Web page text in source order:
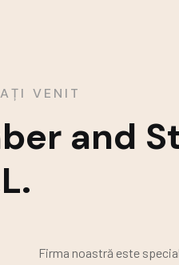
VENIT
and
Firma noastră este